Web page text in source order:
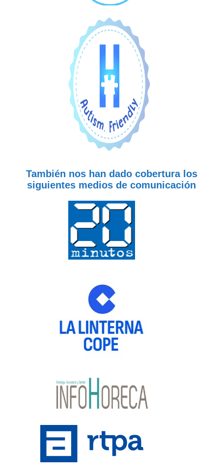
También nos han dado cobertura los
siguientes medios de comunicación